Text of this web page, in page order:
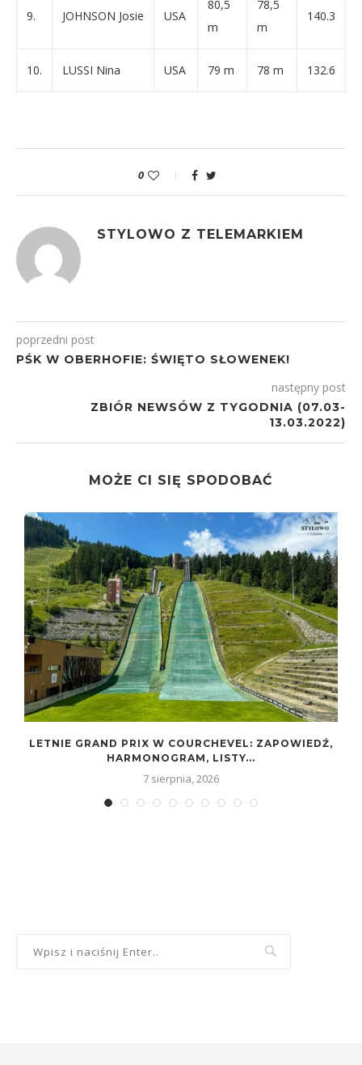
9. JOHNSON Josie USA
80,5
m
78,5
m
140.3
10. LUSSI Nina USA 79 m 78 m 132.6
0
STYLOWO Z TELEMARKIEM
poprzedni post
PŚK W OBERHOFIE: ŚWIĘTO SŁOWENEK!
następny post
ZBIÓR NEWSÓW Z TYGODNIA (07.03-
13.03.2022)
MOŻE CI SIĘ SPODOBAĆ
LETNIE GRAND PRIX W COURCHEVEL: ZAPOWIEDŹ,
HARMONOGRAM, LISTY...
7 sierpnia, 2026